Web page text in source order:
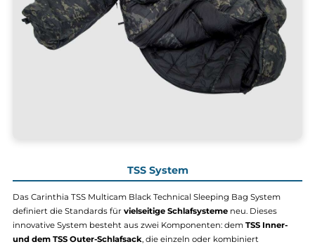
angenehme Belüftungsorgt. Zusätzlich verfügt er über ein
integriertes Moskitonetz, das unerwünschte Gäste fernhält. Die
Shelltrans Außenhülle
bietet Schutz und die notwendige
Wärmeleistung für kühle, neblige Nächte.
Mit Funktionen wie dem Differenzialschnitt, dem
einem 2-Wege Reißverschluss, Thermoflect und einer 1-Lagen
Gewicht von nur 1.100 g(Größe M) bzw. 1.300 g (Größe
und einem komprimierten Packmaß von nur 19x24 cm (M) bzw.
cm (L) ist dieser Schlafsack ein zuverlässiger Begleiter für Ihre
Outdoor-Abenteuer.